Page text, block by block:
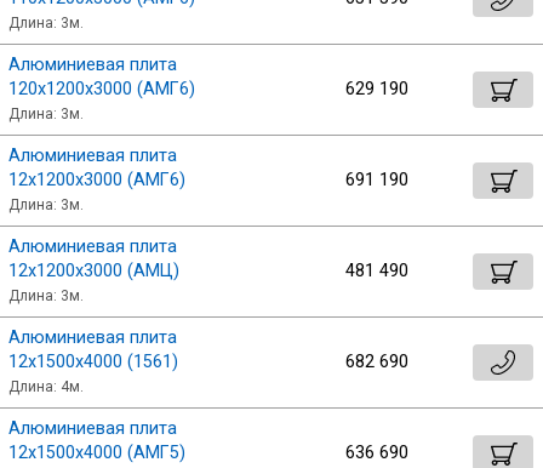
Круг
Профлист
Винтовые сваи
Сетка кладочная
Сбросить настройки фильтра
Ок
Длина: 3м.
Алюминиевая плита
120х1200х3000 (АМГ6)
Длина: 3м.
629 190
Алюминиевая плита
12х1200х3000 (АМГ6)
Длина: 3м.
691 190
Алюминиевая плита
12х1200х3000 (АМЦ)
Длина: 3м.
481 490
Алюминиевая плита
12х1500х4000 (1561)
Длина: 4м.
682 690
Алюминиевая плита
12х1500х4000 (АМГ5)
636 690